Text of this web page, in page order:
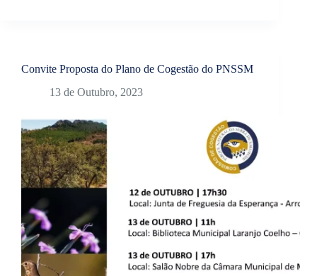
Convite Proposta do Plano de Cogestão do PNSSM
13 de Outubro, 2023